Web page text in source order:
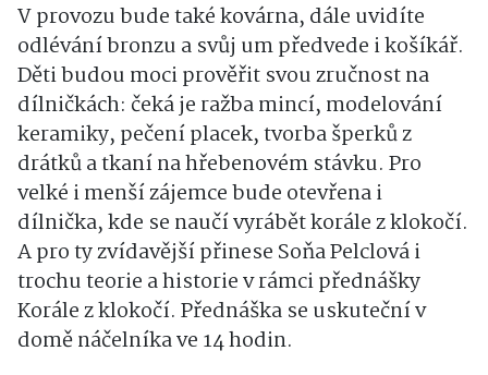
V provozu bude takékovárna, dále uvidíte
odlévání bronzu a svůj um předvede ikošíkář.
Děti budou moci prověřit svou zručnost na
dílničkách: čeká jeražba mincí, modelování
keramiky, pečení placek,tvorbašperkůz
drátkůatkaní na hřebenovém stávku. Pro
velké i menší zájemce bude otevřena i
dílnička,kde se naučí vyrábětkorále z klokočí.
A pro ty zvídavější přinese Soňa Pelclová i
trochu teorie a historie v rámcipřednášky
Korále z klokočí. Přednáška se uskutečnív
domě náčelníka ve 14hodin.